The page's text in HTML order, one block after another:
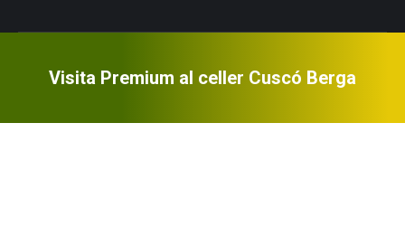
Visita Premium al celler Cuscó Berga